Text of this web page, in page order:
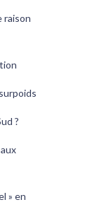
raison
?
» en